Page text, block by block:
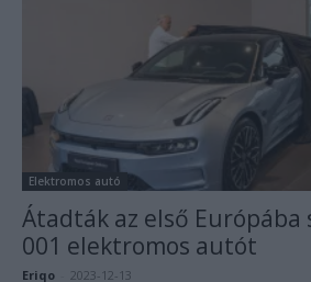
Elektromos autó
Átadták az első Európába
001 elektromos autót
Eriqo 2023-12-13